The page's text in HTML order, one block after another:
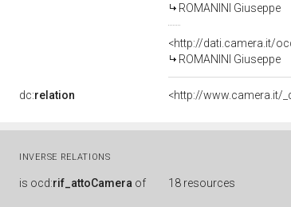
ROMANINI Giuseppe
<http://dati.camera.it/
ROMANINI Giuseppe
dc:relation <http://www.camera.it/
INVERSE RELATIONS
is ocd:rif_attoCamera of 18 resources